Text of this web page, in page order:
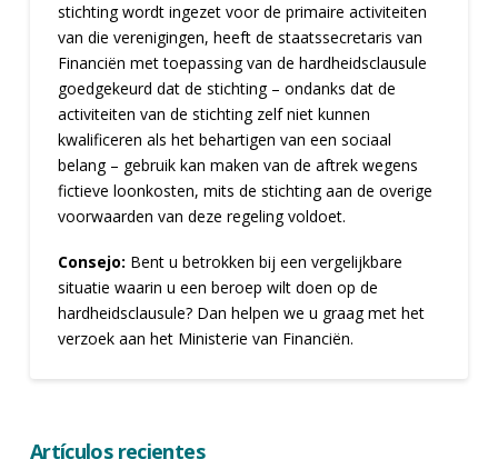
stichting wordt ingezet voor de primaire activiteiten
van die verenigingen, heeft de staatssecretaris van
Financiën met toepassing van de hardheidsclausule
goedgekeurd dat de stichting – ondanks dat de
activiteiten van de stichting zelf niet kunnen
kwalificeren als het behartigen van een sociaal
belang – gebruik kan maken van de aftrek wegens
fictieve loonkosten, mits de stichting aan de overige
voorwaarden van deze regeling voldoet.
Consejo: Bent u betrokken bij een vergelijkbare
situatie waarin u een beroep wilt doen op de
hardheidsclausule? Dan helpen we u graag met het
verzoek aan het Ministerie van Financiën.
Artículos recientes